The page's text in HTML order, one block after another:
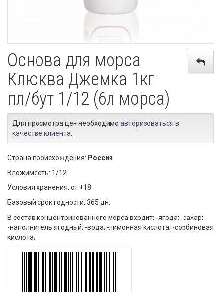
Основа для морса
Клюква Джемка 1кг
пл/бут 1/12 (6л морса)
Для просмотра цен необходимо авторизоваться в
качестве клиента
Страна происхождения: Россия
Вложимость: 1/12
Условия хранения: от +18
Базовый срок годности: 365 дн.
В состав концентрированного морса входит: -ягода; -сахар;
-наполнитель ягодный; -вода; -лимонная кислота; -сорбиновая
кислота;